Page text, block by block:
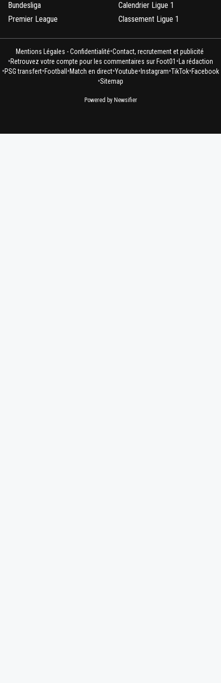
Bundesliga
Premier League
Calendrier Ligue 1
Classement Ligue 1
Mentions Légales - Confidentialité•Contact, recrutement et publicité
•Retrouvez votre compte pour les commentaires sur Foot01 •La rédaction
•PSG transfert•Football •Match en direct•Youtube• Instagram•TikTok•Facebook
•Sitemap
Powered by Newsifier